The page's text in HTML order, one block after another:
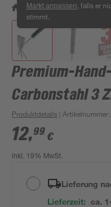
Markt anpassen , falls er
stimmt.
/ Garten & Freizeit /
Premium-
Carbonstahl 3
Produktdetails | Artikelnummer
12,99 €
inkl. 19% MwSt.
Lieferung
Lieferzeit: ca.